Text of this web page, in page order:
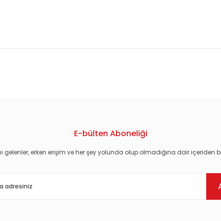
E-bülten Aboneliği
gelenler, erken erişim ve her şey yolunda olup olmadığına dair içeriden